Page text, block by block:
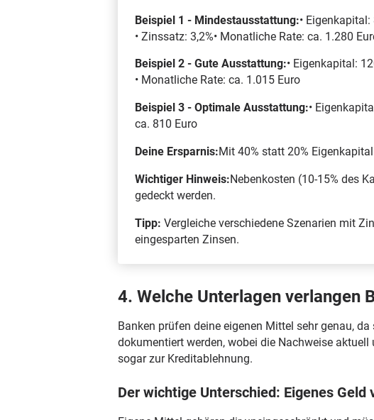
Beispiel 1 - Mindestausstattung:•
• Zinssatz: 3,2%• Monatliche Rate: ca. 1.280
Beispiel 2 - Gute Ausstattung:• Eigenkapital:
• Monatliche Rate: ca. 1.015 Euro
Beispiel 3 - Optimale Ausstattung:•
ca. 810 Euro
Deine Ersparnis:Mit 40% statt 20%
Wichtiger Hinweis:Nebenkosten (10-15% des
gedeckt werden.
Tipp: Vergleiche verschiedene Szenarien mit
eingesparten Zinsen.
4. Welche Unterlagen verlangen
Banken prüfen deine eigenen Mittel sehr genau,
dokumentiert werden, wobei die Nachweise
sogar zur Kreditablehnung.
Der wichtige Unterschied: Eigenes Geld